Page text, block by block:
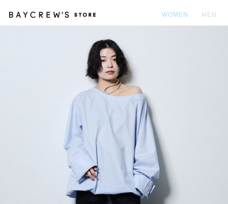
WOMEN MEN